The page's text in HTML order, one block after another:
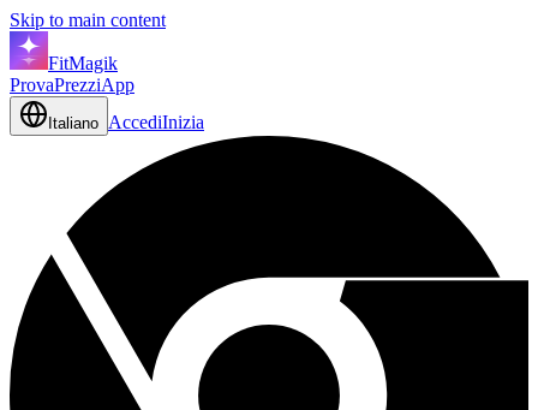
Skip to main content
FitMagik
ProvaPrezziApp
Italiano AccediInizia